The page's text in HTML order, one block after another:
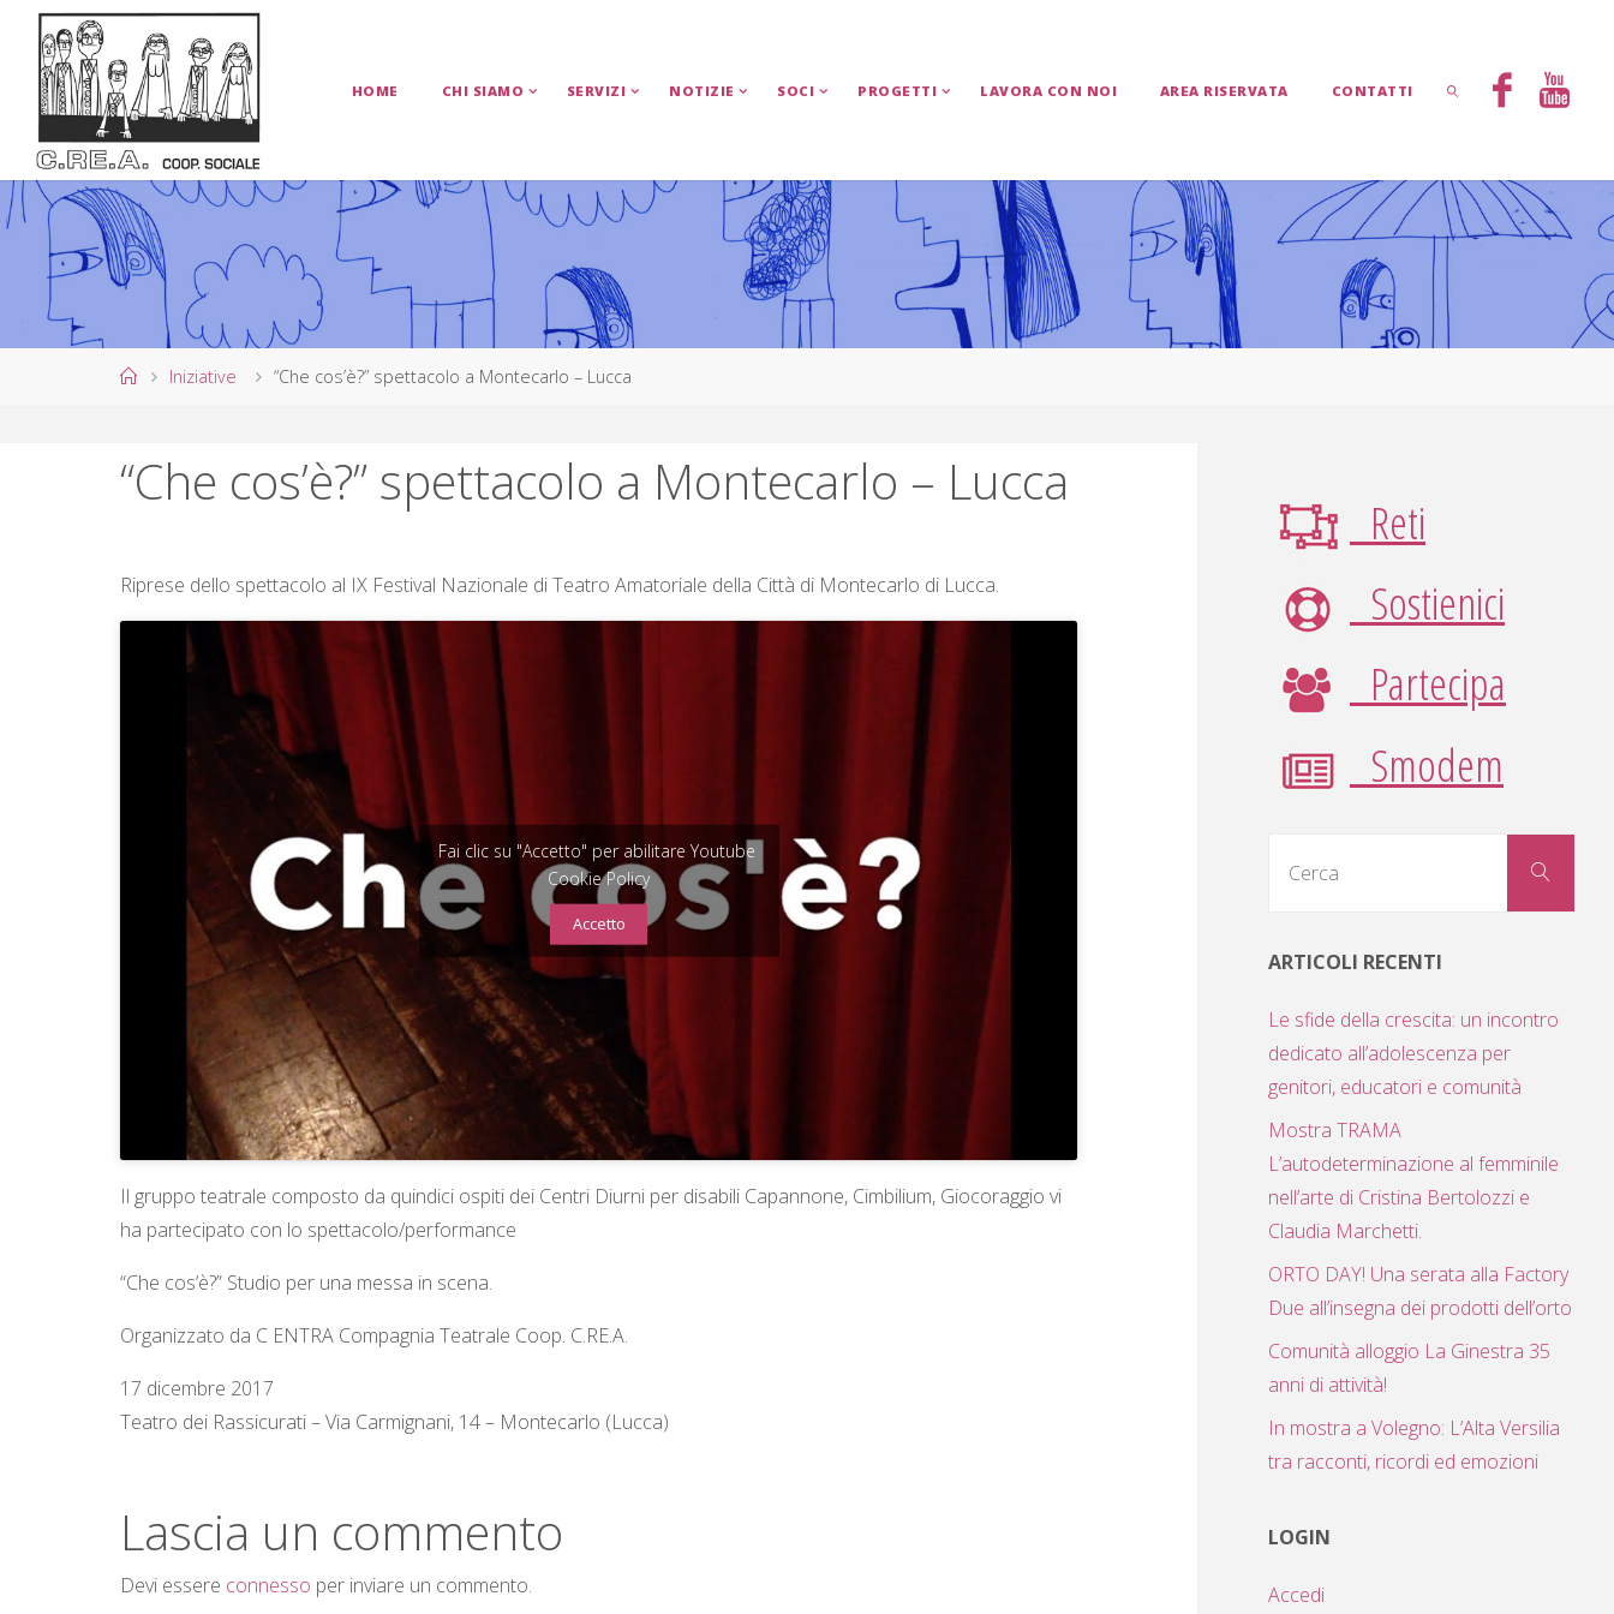
Salta
contenuto
.R E
.A .
CO
ER
VA
S O
CI A
LE
VI
AR
EG
GI
O
HOME CHI SIAMO SERVIZI NOTIZIE SOCI PROGETTI LAVORA CON NOI AREA RISERVATA CONTATTI
HomeIniziative “Che cos’è?” spettacolo a Montecarlo – Lucca
“Che cos’è?” spettacolo a Montecarlo – Lucca
Riprese dello spettacolo al IX Festival Nazionale di Teatro Amatoriale della Città di Montecarlo di Lucca.
Fai clic su "Accetto" per abilitare Youtube
Cookie Policy
Accetto
Il gruppo teatrale composto da quindici ospiti dei Centri Diurni per disabili Capannone, Cimbilium, Giocoraggio vi
ha partecipato con lo spettacolo/performance
“Che cos’è?” Studio per una messa in scena.
Organizzato da C ENTRA Compagnia Teatrale Coop. C.RE.A.
17 dicembre 2017
Teatro dei Rassicurati – Via Carmignani, 14 – Montecarlo (Lucca)
Lascia un commento
Devi essere connesso per inviare un commento.
Reti
Sostienici
Partecipa
Smodem
Cerca
ARTICOLI RECENTI
Le sfide della crescita: un incontro
dedicato all’adolescenza per
genitori, educatori e comunità
Mostra TRAMA
L’autodeterminazione al femminile
nell’arte di Cristina Bertolozzi e
Claudia Marchetti.
ORTO DAY! Una serata alla Factory
Due all’insegna dei prodotti dell’orto
Comunità alloggio La Ginestra 35
anni di attività!
In mostra a Volegno: L’Alta Versilia
tra racconti, ricordi ed emozioni
LOGIN
Accedi